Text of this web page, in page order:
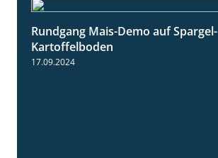
Rundgang Mais-Demo auf Spargel-
Kartoffelboden
17.09.2024